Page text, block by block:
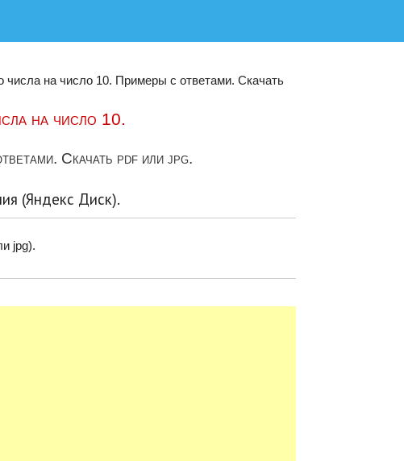
числа на число 10. Примеры с ответами. Скачать
на число 10.
Скачать pdf или jpg.
(Яндекс Диск).
jpg).